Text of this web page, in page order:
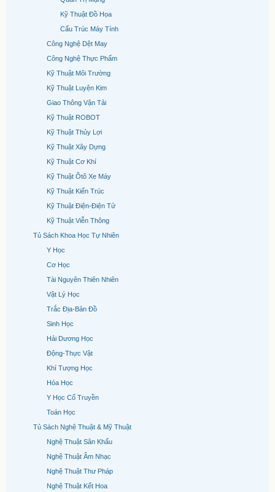
Kỹ Thuật Đồ Họa
Cấu Trúc Máy Tính
Công Nghệ Dệt May
Công Nghệ Thực Phẩm
Kỹ Thuật Môi Trường
Kỹ Thuật Luyện Kim
Giao Thông Vận Tải
Kỹ Thuật ROBOT
Kỹ Thuật Thủy Lợi
Kỹ Thuật Xây Dựng
Kỹ Thuật Cơ Khí
Kỹ Thuật Ôtô Xe Máy
Kỹ Thuật Kiến Trúc
Kỹ Thuật Điện-Điện Tử
Kỹ Thuật Viễn Thông
Tủ Sách Khoa Học Tự Nhiên
Y Học
Cơ Học
Tài Nguyên Thiên Nhiên
Vật Lý Học
Trắc Địa-Bản Đồ
Sinh Học
Hải Dương Học
Động-Thực Vật
Khí Tượng Học
Hóa Học
Y Học Cổ Truyền
Toán Học
Tủ Sách Nghệ Thuật & Mỹ Thuật
Nghệ Thuật Sân Khấu
Nghệ Thuật Âm Nhạc
Nghệ Thuật Thư Pháp
Nghệ Thuật Kết Hoa